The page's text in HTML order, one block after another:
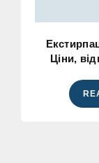
Ціни,